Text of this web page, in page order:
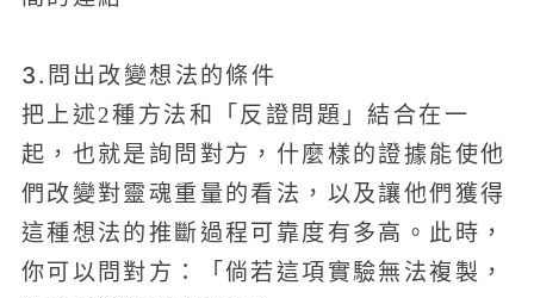
3.問出改變想法的條件
把上述2種方法和「反證問題」結合在一
起，也就是詢問對方，什麼樣的證據能使他
們改變對靈魂重量的看法，以及讓他們獲得
這種想法的推斷過程可靠度有多高。此時，
你可以問對方：「倘若這項實驗無法複製，